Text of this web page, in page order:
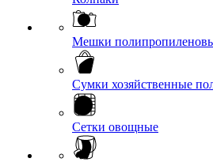
Мешки
Сумки хозяйственные
Сетки овощные